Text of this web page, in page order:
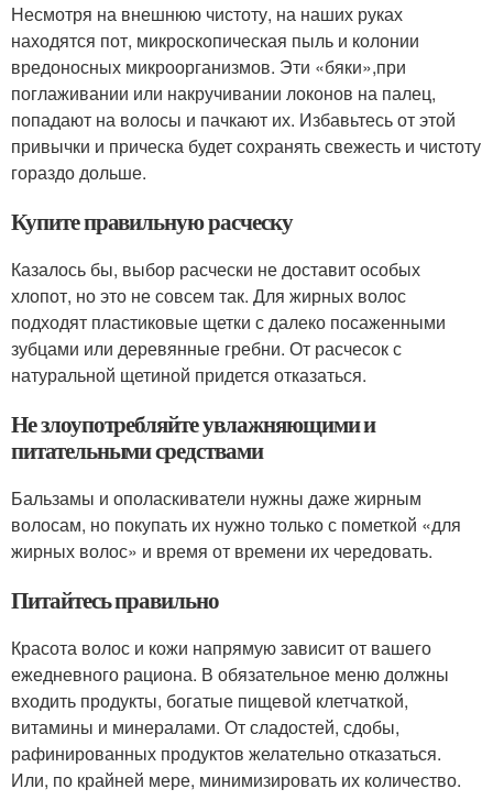
Несмотря на внешнюю чистоту, на наших руках
находятся пот, микроскопическая пыль и колонии
вредоносных микроорганизмов. Эти «бяки»,при
поглаживании или накручивании локонов на палец,
попадают на волосы и пачкают их. Избавьтесь от этой
привычки и прическа будет сохранять свежесть и чистоту
гораздо дольше.
Купите правильную расческу
Казалось бы, выбор расчески не доставит особых
хлопот, но это не совсем так. Для жирных волос
подходят пластиковые щетки с далеко посаженными
зубцами или деревянные гребни. От расчесок с
натуральной щетиной придется отказаться.
Не злоупотребляйте увлажняющими и
питательными средствами
Бальзамы и ополаскиватели нужны даже жирным
волосам, но покупать их нужно только с пометкой «для
жирных волос» и время от времени их чередовать.
Питайтесь правильно
Красота волос и кожи напрямую зависит от вашего
ежедневного рациона. В обязательное меню должны
входить продукты, богатые пищевой клетчаткой,
витамины и минералами. От сладостей, сдобы,
рафинированных продуктов желательно отказаться.
Или, по крайней мере, минимизировать их количество.